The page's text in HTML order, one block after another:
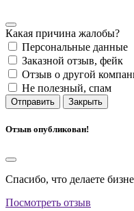
Какая причина жалобы?
Персональные данные
Заказной отзыв, фейк
Отзыв о другой
Не полезный, спам
Отправить Закрыть
Отзыв опубликован!
Спасибо, что делаете
Посмотреть отзыв